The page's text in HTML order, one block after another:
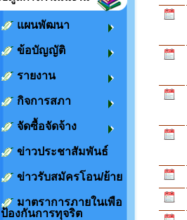
แผนพัฒนา
ข้อบัญญัติ
รายงาน
กิจการสภา
จัดซื้อจัดจ้าง
ข่าวประชาสัมพันธ์
ข่าวรับสมัครโอน/ย้าย
มาตราการภายในเพือ
ป้องกันการทุจริต